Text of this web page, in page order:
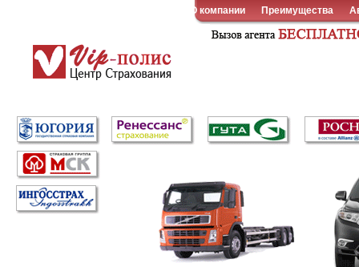
О компании Преимущества